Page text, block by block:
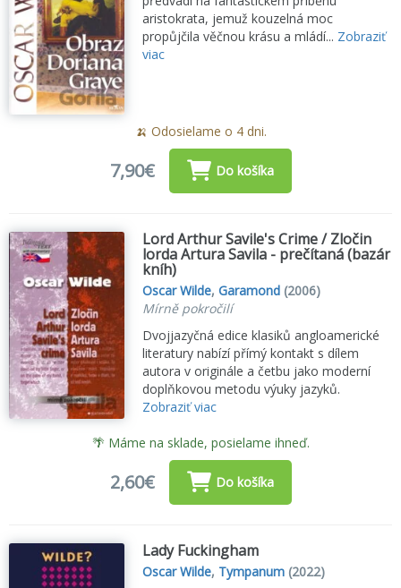
aristokrata, jemuž kouzelná moc
propůjčila věčnou krásu a mládí... Zobraziť
viac
🍌 Odosielame o 4 dni.
7,90€ Do košíka
Lord Arthur Savile's Crime / Zločin
lorda Artura Savila - prečítaná (bazár
kníh)
Oscar Wilde,Garamond (2006)
Mírně pokročilí
Dvojjazyčná edice klasiků angloamerické
literatury nabízí přímý kontakt s dílem
autora v originále a četbu jako moderní
doplňkovou metodu výuky jazyků.
Zobraziť viac
🌴 Máme na sklade, posielame ihneď.
2,60€ Do košíka
Lady Fuckingham
Oscar Wilde, Tympanum (2022)